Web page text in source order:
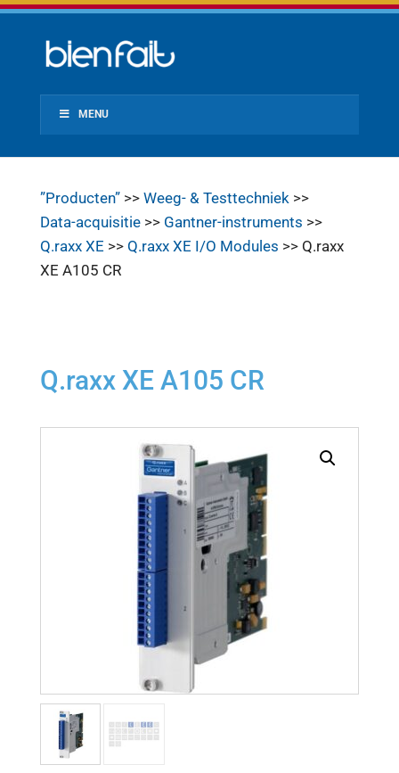
MENU
”Producten”>> Weeg- & Testtechniek>>
Data-acquisitie>> Gantner-instruments >>
Q.raxx XE >> Q.raxx XE I/O Modules >> Q.raxx
XE A105 CR
Q.raxx XE A105 CR